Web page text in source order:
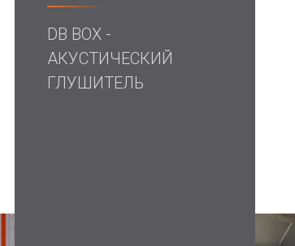
акустика компании DECIBEL стало
стенде. Результаты показали, что
80 Гц, что значительно превышает
среды.
требования FESTO к портативности и
корпус со съёмными и
работоспособность оборудования и
возможным, машину поместили на
вибрации и передачи шума.
DB BOX -
АКУСТИЧЕСКИЙ
ГЛУШИТЕЛЬ